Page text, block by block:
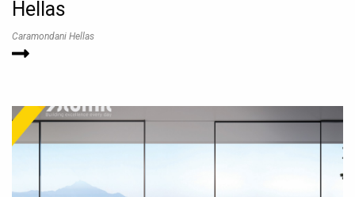
Hellas
Caramondani Hellas